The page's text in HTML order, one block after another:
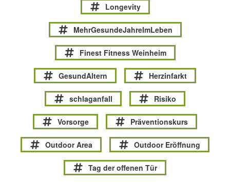
Longevity
MehrGesundeJahreImLeben
Finest Fitness Weinheim
GesundAltern Herzinfarkt
schlaganfall Risiko
Vorsorge Präventionskurs
Outdoor Area Outdoor Eröffnung
Tag der offenen Tür